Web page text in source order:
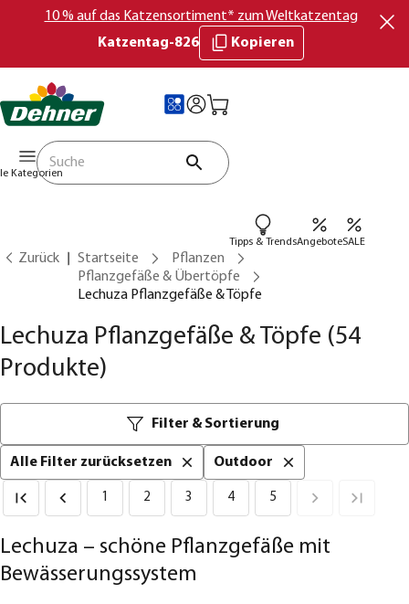
10 % auf das Katzensortiment* zum Weltkatzentag
Katzentag-826
Kopieren
Kategorien
Tipps & TrendsAngeboteSALE
Zurück Startseite
Pflanzen
Pflanzgefäße & Übertöpfe
Lechuza Pflanzgefäße & Töpfe
Lechuza Pflanzgefäße & Töpfe (54
Produkte)
Filter & Sortierung
Alle Filter zurücksetzen Outdoor
1 2 3 4 5
Lechuza – schöne Pflanzgefäße mit
Bewässerungssystem